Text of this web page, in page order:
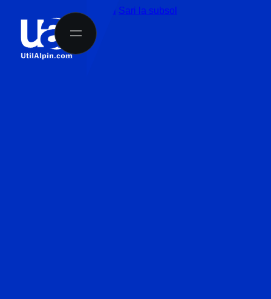
Sari la conținutul principal Sari la subsol